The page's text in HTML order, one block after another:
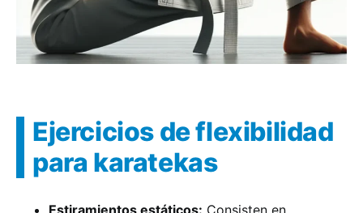
Ejercicios de flexibilidad
para karatekas
Estiramientos estáticos: Consisten en